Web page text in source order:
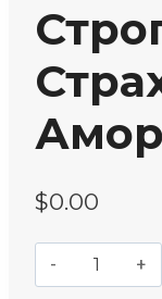
$0.00
товара